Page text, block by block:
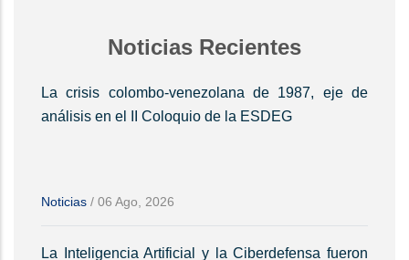
Noticias Recientes
La crisis colombo-venezolana de 1987, eje de
análisis en el II Coloquio de la ESDEG
Noticias / 06 Ago, 2026
La Inteligencia Artificial y la Ciberdefensa fueron